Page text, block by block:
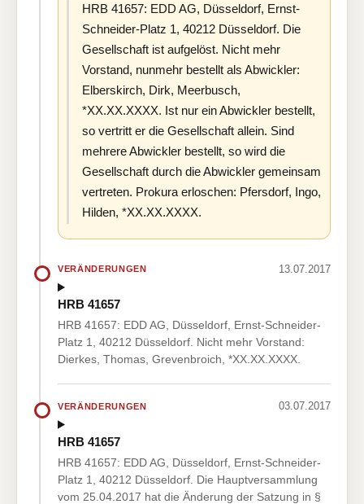
HRB 41657: EDD AG, Düsseldorf, Ernst-
Schneider-Platz 1, 40212 Düsseldorf. Die
Gesellschaft ist aufgelöst. Nicht mehr
Vorstand, nunmehr bestellt als Abwickler:
Elberskirch, Dirk, Meerbusch,
*XX.XX.XXXX. Ist nur ein Abwickler bestellt,
so vertritt er die Gesellschaft allein. Sind
mehrere Abwickler bestellt, so wird die
Gesellschaft durch die Abwickler gemeinsam
vertreten. Prokura erloschen: Pfersdorf, Ingo,
Hilden, *XX.XX.XXXX.
VERÄNDERUNGEN 13.07.2017
HRB 41657
HRB 41657: EDD AG, Düsseldorf, Ernst-Schneider-
Platz 1, 40212 Düsseldorf. Nicht mehr Vorstand:
Dierkes, Thomas, Grevenbroich, *XX.XX.XXXX.
VERÄNDERUNGEN 03.07.2017
HRB 41657
HRB 41657: EDD AG, Düsseldorf, Ernst-Schneider-
Platz 1, 40212 Düsseldorf. Die Hauptversammlung
vom 25.04.2017 hat die Änderung der Satzung in §